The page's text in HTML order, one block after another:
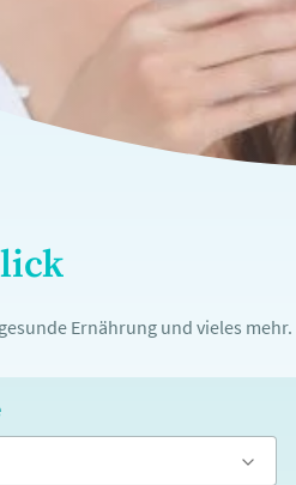
Ernährung und vieles mehr.